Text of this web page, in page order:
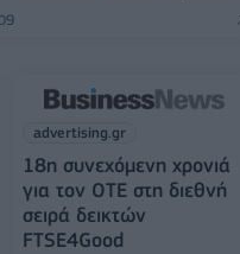
advertising.gr
18η συνεχόμενη χρονιά
για τον ΟΤΕ στη διεθνή
σειρά δεικτών
FTSE4Good